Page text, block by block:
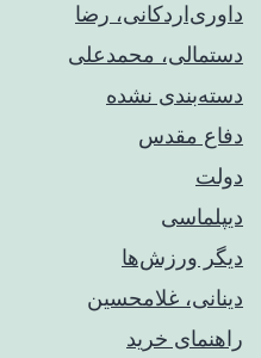
داوری‌اردکانی، رضا
دستمالی، محمدعلی
دسته‌بندی نشده
دفاع مقدس
دولت
دیپلماسی
دیگر ورزش‌ها
دینانی، غلامحسین
راهنمای خريد